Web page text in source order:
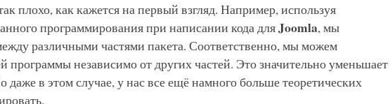
плохо, как кажется на первый взгляд. Например, используя
программирования при написании кода дляJoomla, мы
различными частями пакета. Соответственно, мы можем
программы независимо от других частей. Это значительно уменьшает
даже в этом случае, у нас все ещё намного больше теоретических